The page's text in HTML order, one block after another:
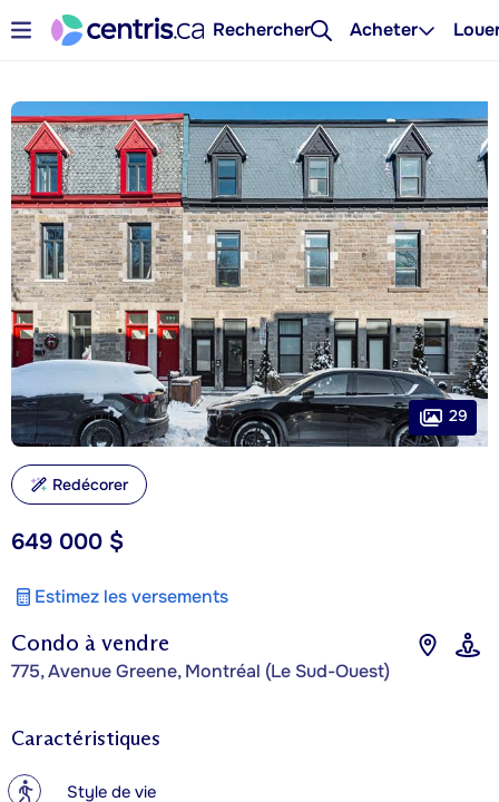
Rechercher Acheter
Condo à vendre
775, Avenue Greene, Montréal (Le Sud-Ouest)
649 000 $
Estimez les versements
29
Redécorer
Caractéristiques
? Style de vie